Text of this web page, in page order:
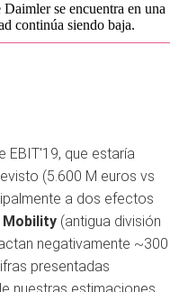
se encuentra en una
continúa siendo baja.
EBIT'19, que estaría
(5.600 M euros vs
a dos efectos
Mobility (antigua división
negativamente ~300
presentadas